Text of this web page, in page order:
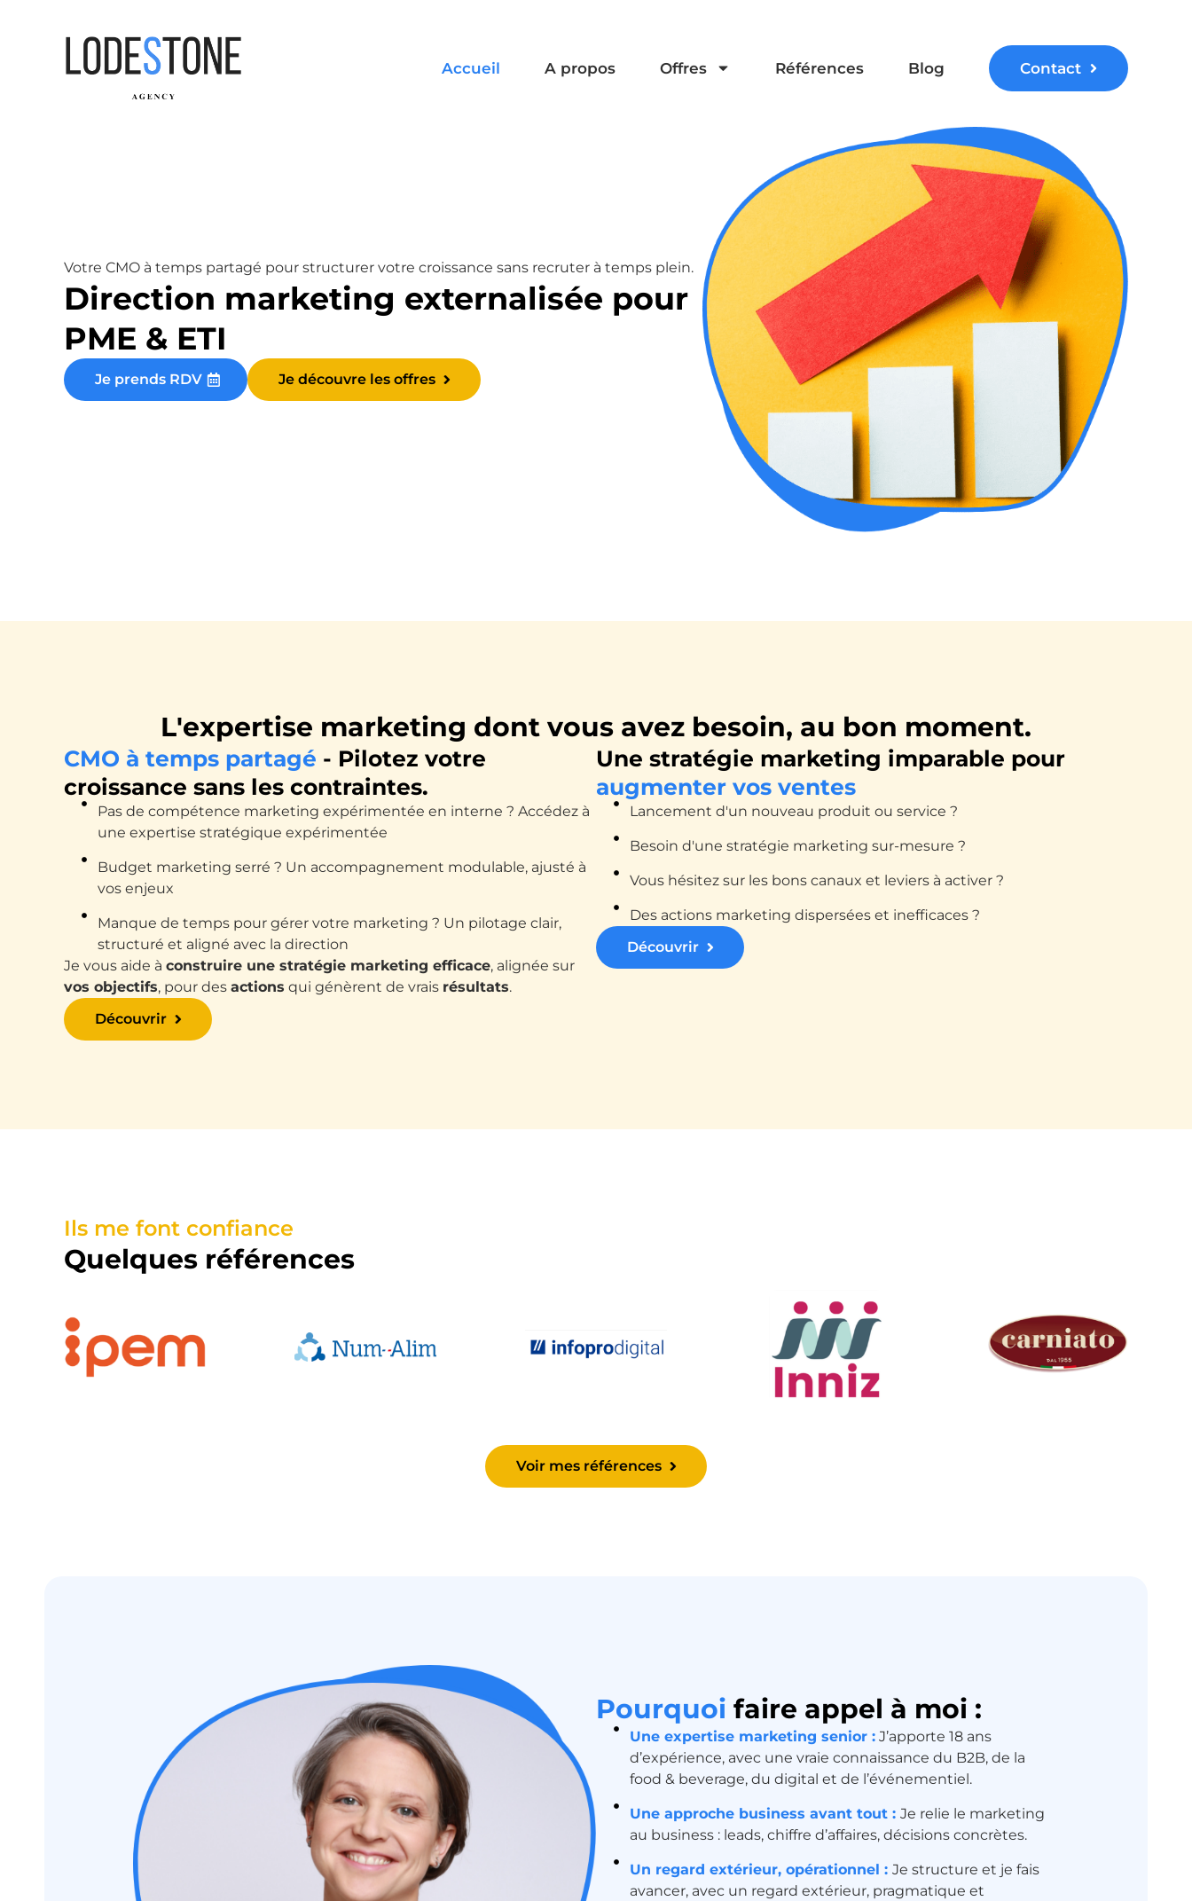
Accueil A propos Offres Références Blog Contact
Votre CMO à temps partagé pour structurer votre croissance sans recruter à temps plein.
Direction marketing externalisée pour
PME & ETI
Je prends RDV Je découvre les offres
L'expertise marketing dont vous avez besoin, au bon moment.
CMO à temps partagé - Pilotez votre
croissance sans les contraintes.
Pas de compétence marketing expérimentée en interne ? Accédez à
une expertise stratégique expérimentée
Budget marketing serré ? Un accompagnement modulable, ajusté à
vos enjeux
Manque de temps pour gérer votre marketing ? Un pilotage clair,
structuré et aligné avec la direction
Je vous aide à construire une stratégie marketing efficace, alignée sur
vos objectifs, pour des actions qui génèrent de vrais résultats.
Découvrir
Une stratégie marketing imparable pour
augmenter vos ventes
Lancement d'un nouveau produit ou service ?
Besoin d'une stratégie marketing sur-mesure ?
Vous hésitez sur les bons canaux et leviers à activer ?
Des actions marketing dispersées et inefficaces ?
Découvrir
Ils me font confiance
Quelques références
Voir mes références
Pourquoi faire appel à moi :
Une expertise marketing senior :J’apporte 18 ans
d’expérience, avec une vraie connaissance du B2B, de la
food & beverage, du digital et de l’événementiel.
Une approche business avant tout : Je relie le marketing
au business : leads, chiffre d’affaires, décisions concrètes.
Un regard extérieur, opérationnel : Je structure et je fais
avancer, avec un regard extérieur, pragmatique et